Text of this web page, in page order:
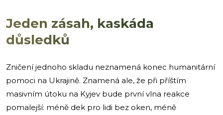
Jeden zásah, kaskáda
důsledků
Zničení jednoho skladu neznamená konec humanitární
pomoci na Ukrajině. Znamená ale, že při příštím
masivním útoku na Kyjev bude první vlna reakce
pomalejší: méně dek pro lidi bez oken, méně